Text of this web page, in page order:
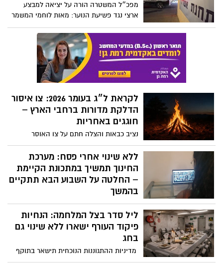
החינוך בהנהגתו של שר החינוך יואב קיש.
שקשה להאמין לה במדינה שמתיימרת להיות
"אומת הסטארט-אפ" - רק 3 אחוזים
מתלמידי כיתות ט' בישראל עמדו ברף שקבע
משרד החינוך במדעים. כן 97% לא עמדו ברף!
באנגלית ובמתמתיקה התמונה קשה לא פחות
מפכ״ל המשטרה הורה על יציאה למבצע
ארצי נגד פשיעת הנוער: מאות לוחמי המשמר
הלאומי של מג״ב, תגבור כוחות בשטח, פריסה
רחבה במוקדי חיכוך ופעילות ממוקדת נגד
מחוללי פשיעה
לקראת ל״ג בעומר 2026: צו איסור
הדלקת מדורות ברחבי הארץ –
חוגגים באחריות
נציב כבאות והצלה חתם על צו האוסר
הדלקת מדורות והבערת אש בכל רחבי הארץ,
החל מתאריך 3 במאי ועד ל-30 ביוני בחצות.
ההחלטה התקבלה בשל תנאים קיצוניים
המעלים באופן משמעותי את הסיכון
והגנה על היערות והשטחים הפתוחים.
ללא שינוי אחרי פסח: מערכת
החינוך תמשיך במתכונת הקיימת
– החלטה על השבוע הבא תתקיים
בהמשך
ביום חמישי ושישי הקרובים הלימודים יתקיימו
בהתאם למתווה של ערב החג ובכפוף להנחיות
פיקוד העורף; במקביל נבחנת חזרה הדרגתית
ליל סדר בצל המלחמה: הנחיות
פיקוד העורף ישארו ללא שינוי גם
בחג
מדיניות ההתגוננות הנוכחית תישאר בתוקף
ותחול גם במהלך ערב ליל הסדר. ההנחיות